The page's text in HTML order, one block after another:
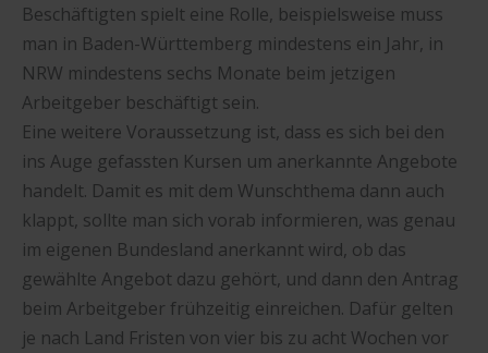
Beschäftigten spielt eine Rolle, beispielsweise muss
man in Baden-Württemberg mindestens ein Jahr, in
NRW mindestens sechs Monate beim jetzigen
Arbeitgeber beschäftigt sein.
Eine weitere Voraussetzung ist, dass es sich bei den
ins Auge gefassten Kursen um anerkannte Angebote
handelt. Damit es mit dem Wunschthema dann auch
klappt, sollte man sich vorab informieren, was genau
im eigenen Bundesland anerkannt wird, ob das
gewählte Angebot dazu gehört, und dann den Antrag
beim Arbeitgeber frühzeitig einreichen. Dafür gelten
je nach Land Fristen von vier bis zu acht Wochen vor